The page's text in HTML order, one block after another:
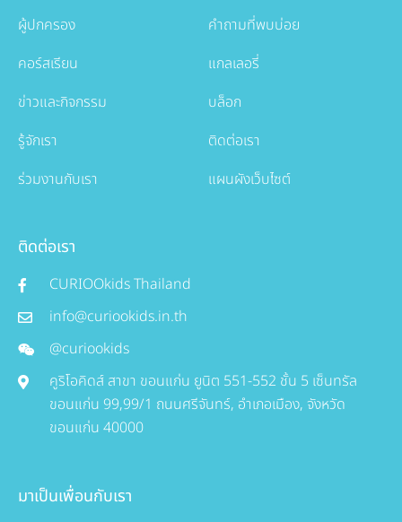
ผู้ปกครอง
คอร์สเรียน
ข่าวและกิจกรรม
รู้จักเรา
ร่วมงานกับเรา
คำถามที่พบบ่อย
แกลเลอรี่
บล็อก
ติดต่อเรา
แผนผังเว็บไซต์
ติดต่อเรา
CURIOOkids Thailand
info@curiookids.in.th
@curiookids
คูริโอคิดส์ สาขา ขอนแก่น ยูนิต 551-552 ชั้น 5 เซ็นทรัล
ขอนแก่น 99,99/1 ถนนศรีจันทร์, อำเภอเมือง, จังหวัด
ขอนแก่น 40000
มาเป็นเพื่อนกับเรา